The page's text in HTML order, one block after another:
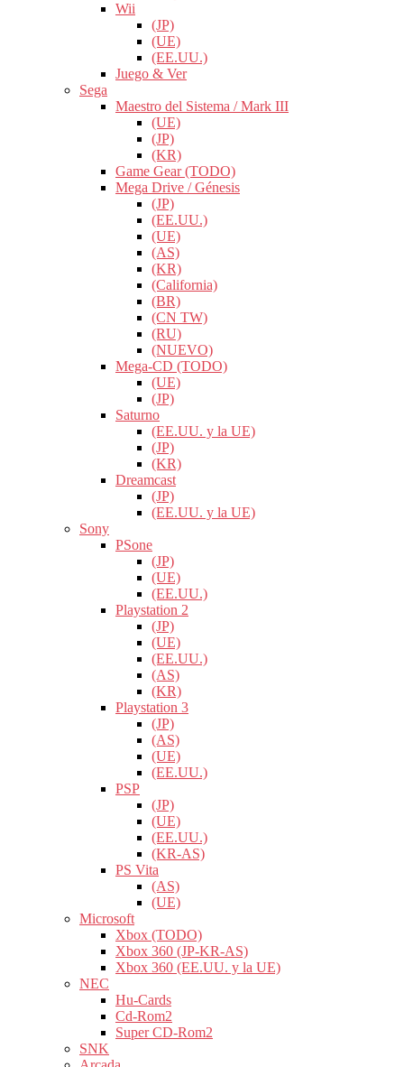
Wii
(JP)
(UE)
(EE.UU.)
Juego & Ver
Sega
Maestro del Sistema / Mark III
(UE)
(JP)
(KR)
Game Gear (TODO)
Mega Drive / Génesis
(JP)
(EE.UU.)
(UE)
(AS)
(KR)
(California)
(BR)
(CN TW)
(RU)
(NUEVO)
Mega-CD (TODO)
(UE)
(JP)
Saturno
(EE.UU. y la UE)
(JP)
(KR)
Dreamcast
(JP)
(EE.UU. y la UE)
Sony
PSone
(JP)
(UE)
(EE.UU.)
Playstation 2
(JP)
(UE)
(EE.UU.)
(AS)
(KR)
Playstation 3
(JP)
(AS)
(UE)
(EE.UU.)
PSP
(JP)
(UE)
(EE.UU.)
(KR-AS)
PS Vita
(AS)
(UE)
Microsoft
Xbox (TODO)
Xbox 360 (JP-KR-AS)
Xbox 360 (EE.UU. y la UE)
NEC
Hu-Cards
Cd-Rom2
Super CD-Rom2
SNK